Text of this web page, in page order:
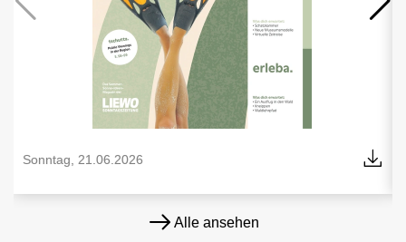
Sonntag, 21.06.2026
Alle ansehen